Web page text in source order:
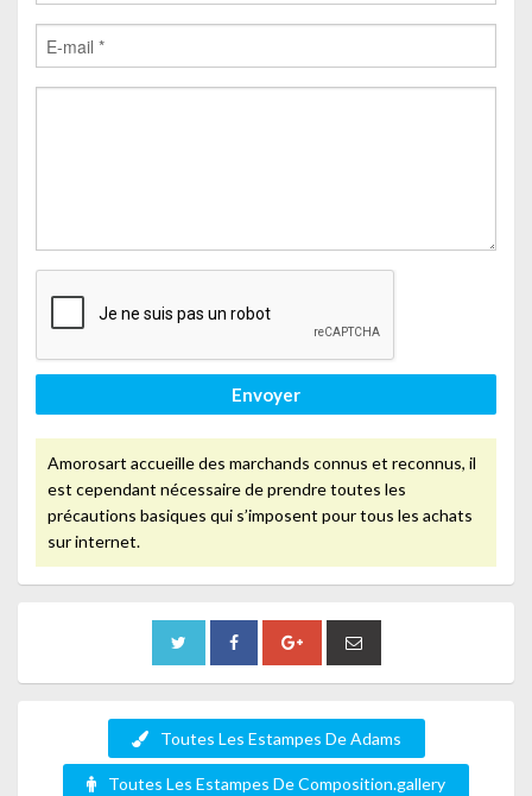
Envoyer
Amorosart accueille des marchands connus et reconnus, il
est cependant nécessaire de prendre toutes les
précautions basiques qui s’imposent pour tous les achats
sur internet.
Toutes Les Estampes De Adams
Toutes Les Estampes De Composition.gallery